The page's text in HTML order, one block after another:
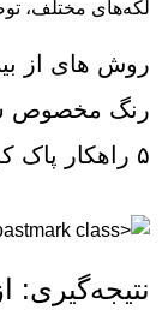
لکه‌های مختلف،
روش های از
رنگ مخصوص
۵ راهکار پاک کردن لکه قهوه روی سنگ
نتیجه‌گیری: